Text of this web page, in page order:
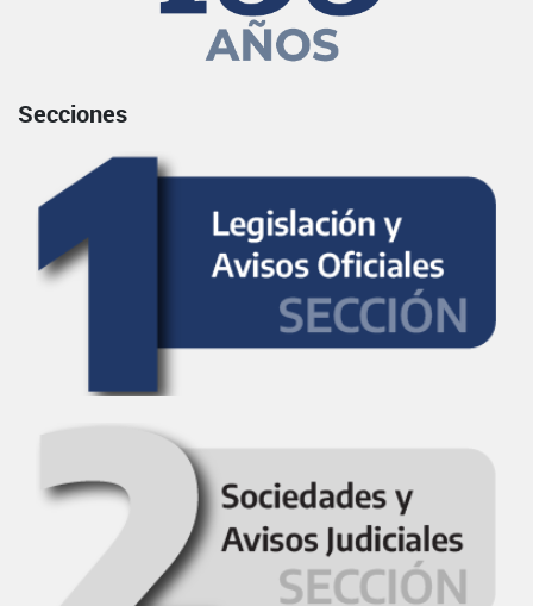
Secciones